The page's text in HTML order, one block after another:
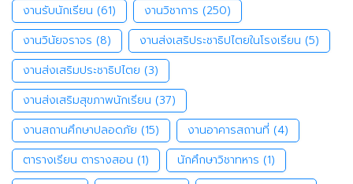
งานรับนักเรียน (61) งานวิชาการ (250)
งานวินัยจราจร (8) งานส่งเสริประชาธิปไตยในโรงเรียน (5)
งานส่งเสริมประชาธิปไตย (3)
งานส่งเสริมสุขภาพนักเรียน (37)
งานสถานศึกษาปลอดภัย (15) งานอาคารสถานที่ (4)
ตารางเรียน ตารางสอน (1) นักศึกษาวิชาทหาร (1)